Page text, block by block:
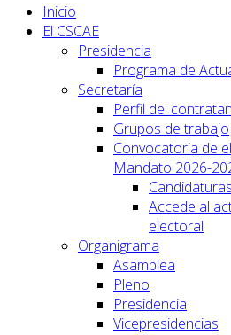
Inicio
El CSCAE
Presidencia
Programa de
Secretaría
Perfil del
Grupos de trabajo
Convocatoria de
Mandato 2026-
Candidaturas
Accede al
electoral
Organigrama
Asamblea
Pleno
Presidencia
Vicepresidencias